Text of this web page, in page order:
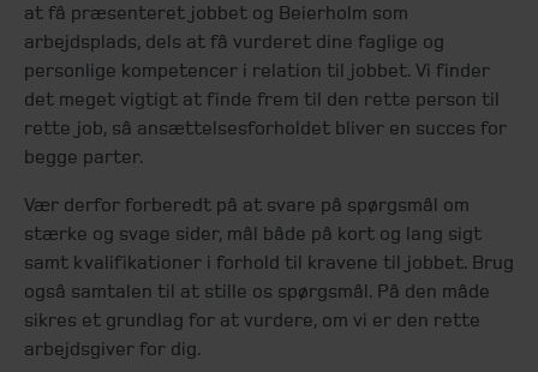
at få præsenteret jobbet og Beierholm som
arbejdsplads, dels at få vurderet dine faglige og
personlige kompetencer i relation til jobbet. Vi finder
det meget vigtigt at finde frem til den rette person til
rette job, så ansættelsesforholdet bliver en succes for
begge parter.
Vær derfor forberedt på at svare på spørgsmål om
stærke og svage sider, mål både på kort og lang sigt
samt kvalifikationer i forhold til kravene til jobbet. Brug
også samtalen til at stille os spørgsmål. På den måde
sikres et grundlag for at vurdere, om vi er den rette
arbejdsgiver for dig.